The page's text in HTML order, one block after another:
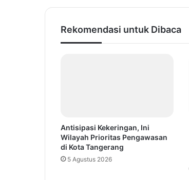
Rekomendasi untuk Dibaca
Antisipasi Kekeringan, Ini
Wilayah Prioritas Pengawasan
di Kota Tangerang
5 Agustus 2026